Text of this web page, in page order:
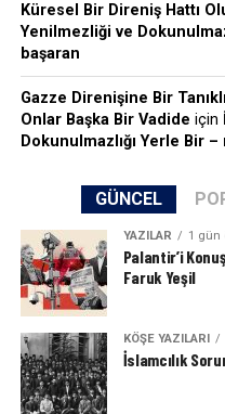
Küresel Bir Direniş Hattı
Yenilmezliği ve
başaran
Gazze Direnişine Bir
Onlar Başka Bir Vadide için
Dokunulmazlığı Yerle Bir
GÜNCEL
YAZILAR 1 gün
Palantir’i
Faruk Yeşil
KÖŞE YAZILARI
İslamcılık